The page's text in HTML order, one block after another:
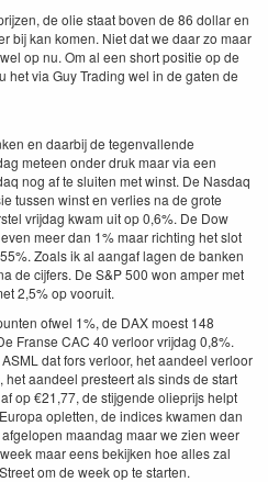
de olie staat boven de 86 dollar en
bij kan komen. Niet dat we daar zo maar
op nu. Om al een short positie op de
het via Guy Trading wel in de gaten de
en daarbij de tegenvallende
meteen onder druk maar via een
nog af te sluiten met winst. De Nasdaq
tussen winst en verlies na de grote
vrijdag kwam uit op 0,6%. De Dow
meer dan 1% maar richting het slot
Zoals ik al aangaf lagen de banken
de cijfers. De S&P 500 won amper met
2,5% op vooruit.
ofwel 1%, de DAX moest 148
Franse CAC 40 verloor vrijdag 0,8%.
dat fors verloor, het aandeel verloor
aandeel presteert als sinds de start
op €21,77, de stijgende olieprijs helpt
opletten, de indices kwamen dan
maandag maar we zien weer
maar eens bekijken hoe alles zal
om de week op te starten.